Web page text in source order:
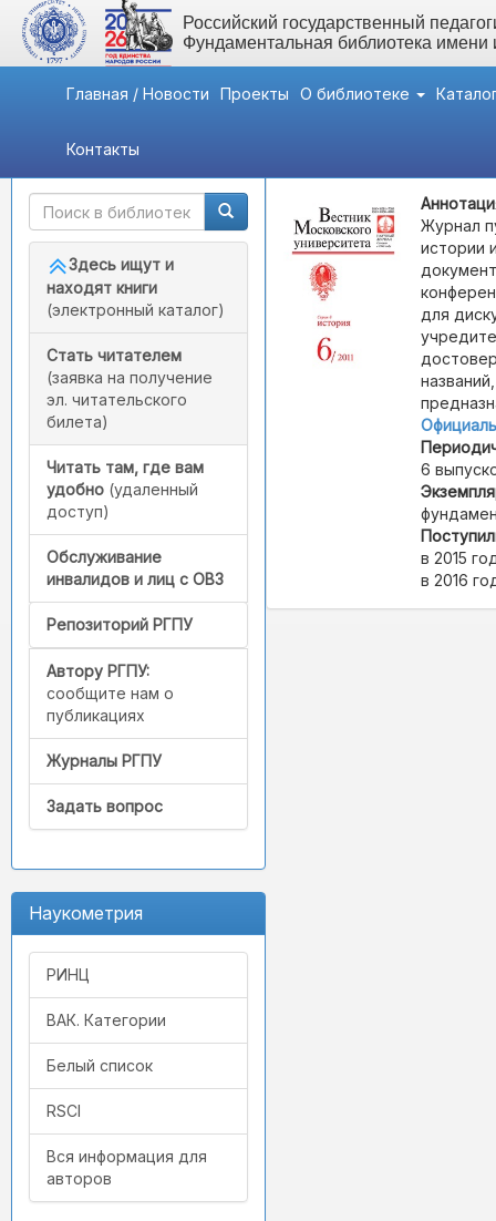
Российский государственный
Фундаментальная библиотека
Главная / Новости Проекты О библиотеке
Контакты
Быстрый доступ
Здесь ищут и
находят книги
(электронный каталог)
Стать читателем
(заявка на получение
эл. читательского
билета)
Читать там, где вам
удобно (удаленный
доступ)
Обслуживание
инвалидов и лиц с ОВЗ
Репозиторий РГПУ
Автору РГПУ:
сообщите нам о
публикациях
Журналы РГПУ
Задать вопрос
Наукометрия
РИНЦ
ВАК. Категории
Белый список
RSCI
Вся информация для
авторов
Журнал
истории
для
6
в 2015
в 2016